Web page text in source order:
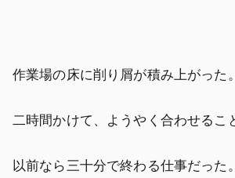
作業場の床に削り屑が積み上がった。
二時間かけて、ようやく合わせるこ
以前なら三十分で終わる仕事だった。